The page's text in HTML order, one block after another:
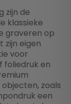
zijn de
klassieke
graveren op
zijn eigen
voor
foliedruk en
zoals
een